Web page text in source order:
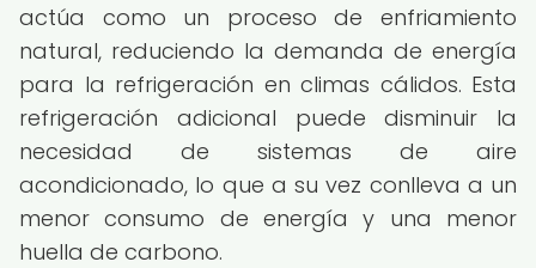
actúa como un proceso de enfriamiento
natural, reduciendo la demanda de energía
para la refrigeración en climas cálidos. Esta
refrigeración adicional puede disminuir la
necesidad de sistemas de aire
acondicionado, lo que a su vez conlleva a un
menor consumo de energía y una menor
huella de carbono.